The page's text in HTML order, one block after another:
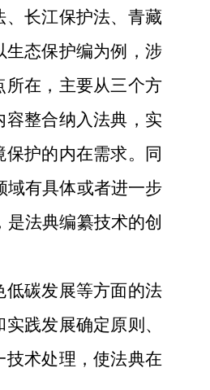
长江保护法、青藏
生态保护编为例，涉
所在，主要从三个方
整合纳入法典，实
护的内在需求。同
域有具体或者进一步
法典编纂技术的创
碳发展等方面的法
践发展确定原则、
术处理，使法典在